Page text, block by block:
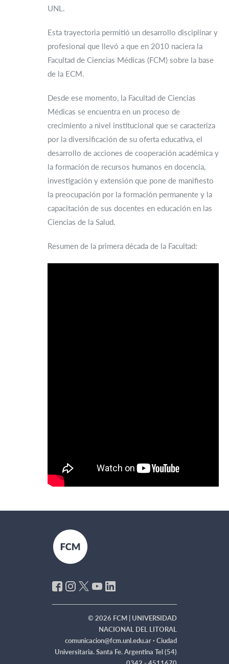
UNL.
Esta trayectoria permitió un desarrollo disciplinar y
profesional que llevó a que en 2010 naciera la
Facultad de Ciencias Médicas (FCM) sobre la base
de la ECM.
Desde ese momento, la Facultad de Ciencias
Médicas se encuentra en un proceso de
crecimiento a nivel institucional que se caracteriza
por la diversificación de su oferta educativa, el
desarrollo de acciones de cooperación académica y
la formación de recursos humanos en docencia,
investigación y extensión que pone de manifiesto
la preocupación por la formación permanente y la
capacitación de sus docentes en educación en las
Ciencias de la Salud.
Resumen de la primera década de la Facultad:
© 2026 FCM | UNIVERSIDAD
NACIONAL DEL LITORAL
comunicacion@fcm.unl.edu.ar ·Ciudad
Universitaria. Santa Fe. Argentina Tel (54)